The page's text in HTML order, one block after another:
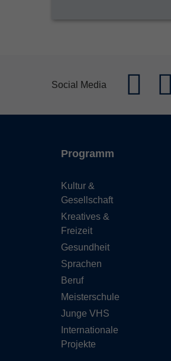
Social Media
Programm
Kultur &
Gesellschaft
Kreatives &
Freizeit
Gesundheit
Sprachen
Beruf
Meisterschule
Junge VHS
Internationale
Projekte